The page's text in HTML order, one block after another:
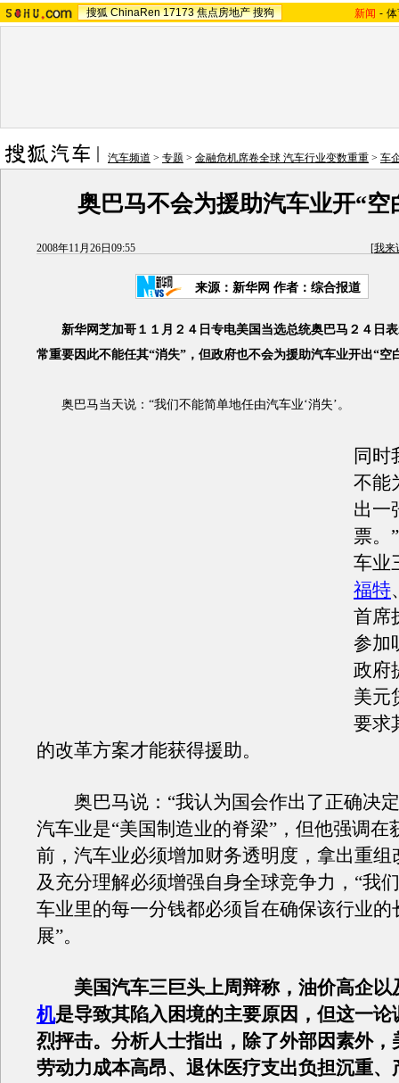
搜狐 ChinaRen 17173 焦点房地产 搜狗 新闻 -
汽车频道 > 专题 > 金融危机席卷全球 汽车行业变数重重 > 车
奥巴马不会为援助汽车业开“空
2008年11月26日09:55 [我来
来源：新华网 作者：综合报道
新华网芝加哥１１月２４日专电美国当选总统奥巴马２４日
常重要因此不能任其“消失”，但政府也不会为援助汽车业开出“空
奥巴马当天说：“我们不能简单地任由汽车业‘消失’。
同时
不能
出一
票。
车业
福特
首席
参加
政府
美元
要求
的改革方案才能获得援助。
奥巴马说：“我认为国会作出了正确决定
汽车业是“美国制造业的脊梁”，但他强调在
前，汽车业必须增加财务透明度，拿出重组
及充分理解必须增强自身全球竞争力，“我
车业里的每一分钱都必须旨在确保该行业的
展”。
美国汽车三巨头上周辩称，油价高企以
机是导致其陷入困境的主要原因，但这一论
烈抨击。分析人士指出，除了外部因素外，
劳动力成本高昂、退休医疗支出负担沉重、